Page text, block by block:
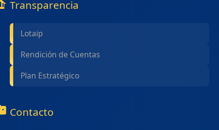
Transparencia
Lotaip
Rendición de Cuentas
Plan Estratégico
Contacto